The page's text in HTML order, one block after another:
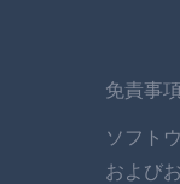
免責事項
ソフト
および